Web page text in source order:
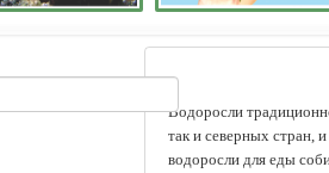
Водоросли
так и северных стран,
водоросли для еды